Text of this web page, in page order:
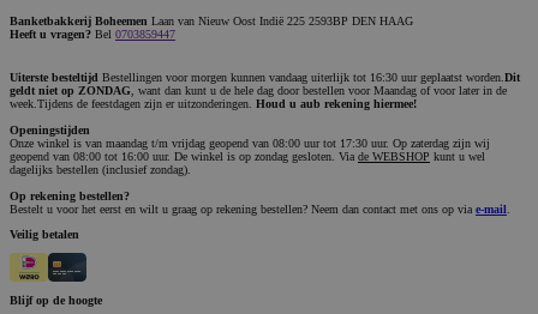
Banketbakkerij Boheemen Laan van Nieuw Oost Indië 225 2593BP DEN HAAG
Heeft u vragen? Bel 0703859447
Uiterste besteltijd Bestellingen voor morgen kunnen vandaag uiterlijk tot 16:30 uur geplaatst worden.Dit
geldt niet op ZONDAG, want dan kunt u de hele dag door bestellen voor Maandag of voor later in de
week.Tijdens de feestdagen zijn er uitzonderingen. Houd u aub rekening hiermee!
Openingstijden
Onze winkel is van maandag t/m vrijdag geopend van 08:00 uur tot 17:30 uur. Op zaterdag zijn wij
geopend van 08:00 tot 16:00 uur. De winkel is op zondag gesloten. Via de WEBSHOP kunt u wel
dagelijks bestellen (inclusief zondag).
Op rekening bestellen?
Bestelt u voor het eerst en wilt u graag op rekening bestellen? Neem dan contact met ons op via e-mail.
Veilig betalen
Blijf op de hoogte
CookieScriptConsent
CookieScript
3